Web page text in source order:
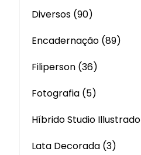
Diversos (90)
Encadernação (89)
Filiperson (36)
Fotografia (5)
Híbrido Studio Illustrado
Lata Decorada (3)